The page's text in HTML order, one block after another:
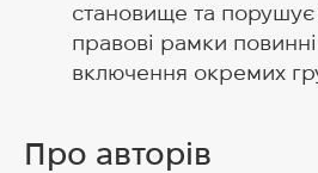
становище та порушує
правові рамки
включення окремих
Про авторів